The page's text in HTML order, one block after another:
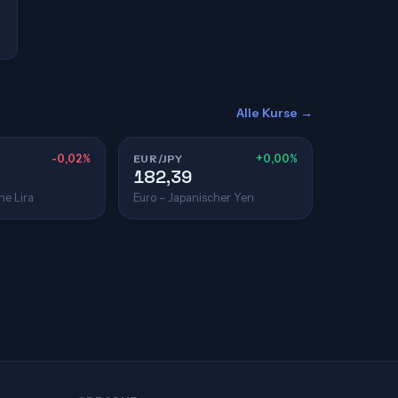
Alle Kurse →
-0,02%
Lira
EUR/JPY +0,00%
182,39
Euro – Japanischer Yen